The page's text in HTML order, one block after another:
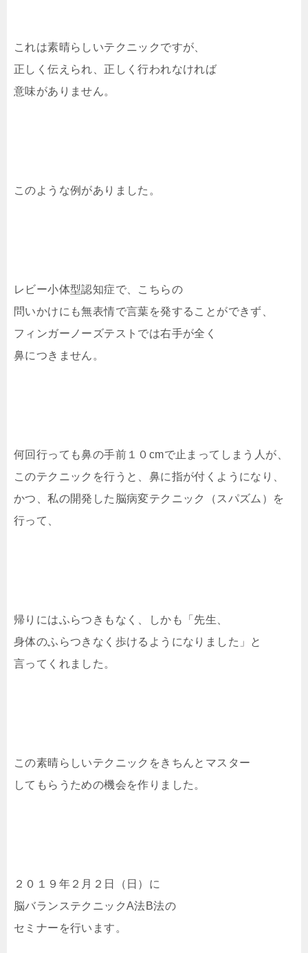
これは素晴らしいテクニックですが、
正しく伝えられ、正しく行われなければ
意味がありません。
このような例がありました。
レビー小体型認知症で、こちらの
問いかけにも無表情で言葉を発することができず、
フィンガーノーズテストでは右手が全く
鼻につきません。
何回行っても鼻の手前１０cmで止まってしまう人が、
このテクニックを行うと、鼻に指が付くようになり、
かつ、私の開発した脳病変テクニック（スパズム）を
行って、
帰りにはふらつきもなく、しかも「先生、
身体のふらつきなく歩けるようになりました」と
言ってくれました。
この素晴らしいテクニックをきちんとマスター
してもらうための機会を作りました。
２０１９年２月２日（日）に
脳バランステクニックA法B法の
セミナーを行います。